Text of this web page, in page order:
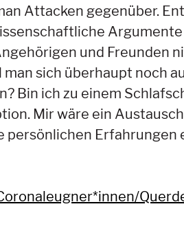
Attacken gegenüber.
und Freunden
sich überhaupt noch
Bin ich zu einem
Mir wäre ein
persönlichen